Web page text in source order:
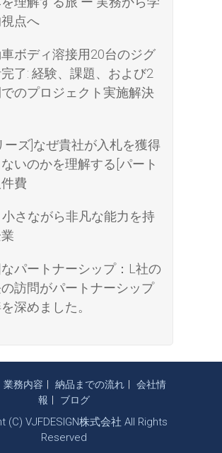
点へ
ボディ溶接用20台のジグ
了: 経験、課題、および2
のプロジェクト実施解決
ーズ]なぜ貴社が入札を獲得
いのかを理解する[パート
費
小さながら非凡な能力を持
パートナーシップ：L社の
訪問がパートナーシップ
深めました。
業務内容 納品までの流れ
会社情
報
ブログ
(C) VJFDESIGN株式会社 All Rights
Reserved